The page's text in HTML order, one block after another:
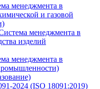
менеджмента в
и газовой
менеджмента в
изделий
менеджмента в
2024 (ISO 18091:2019)